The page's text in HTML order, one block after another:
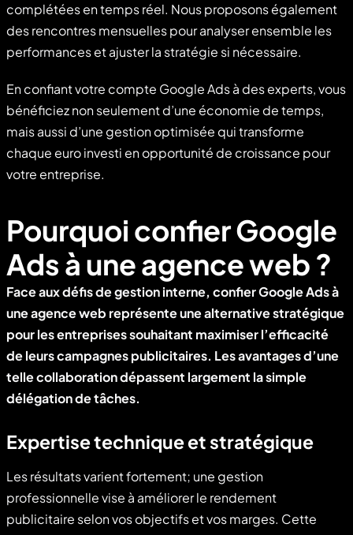
complétées en temps réel. Nous proposons également
des rencontres mensuelles pour analyser ensemble les
performances et ajuster la stratégie si nécessaire.
En confiant votre compte Google Ads à des experts, vous
bénéficiez non seulement d’une économie de temps,
mais aussi d’une gestion optimisée qui transforme
chaque euro investi en opportunité de croissance pour
votre entreprise.
Pourquoi confier Google
Ads à une agence web ?
Face aux défis de gestion interne, confier Google Ads à
une agence web représente une alternative stratégique
pour les entreprises souhaitant maximiser l’efficacité
de leurs campagnes publicitaires. Les avantages d’une
telle collaboration dépassent largement la simple
délégation de tâches.
Expertise technique et stratégique
Les résultats varient fortement; une gestion
professionnelle vise à améliorer le rendement
publicitaire selon vos objectifs et vos marges. Cette